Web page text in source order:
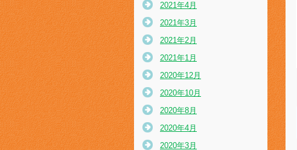
2021年4月
2021年3月
2021年2月
2021年1月
2020年12月
2020年10月
2020年8月
2020年4月
2020年3月